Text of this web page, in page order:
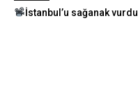
İstanbul’u sağanak vurdu